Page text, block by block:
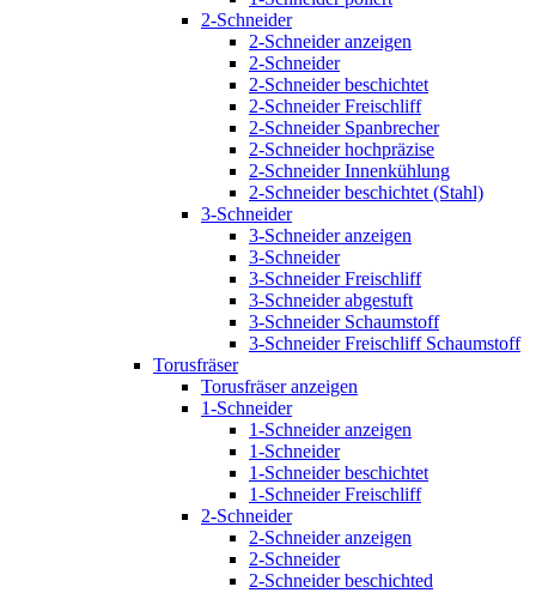
2-Schneider
2-Schneider anzeigen
2-Schneider
2-Schneider beschichtet
2-Schneider Freischliff
2-Schneider Spanbrecher
2-Schneider hochpräzise
2-Schneider Innenkühlung
2-Schneider beschichtet (Stahl)
3-Schneider
3-Schneider anzeigen
3-Schneider
3-Schneider Freischliff
3-Schneider abgestuft
3-Schneider Schaumstoff
3-Schneider Freischliff Schaumstoff
Torusfräser
Torusfräser anzeigen
1-Schneider
1-Schneider anzeigen
1-Schneider
1-Schneider beschichtet
1-Schneider Freischliff
2-Schneider
2-Schneider anzeigen
2-Schneider
2-Schneider beschichted